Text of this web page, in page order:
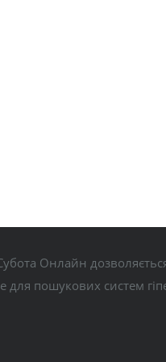
Онлайн
для пошукових систем